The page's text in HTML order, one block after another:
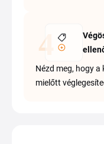
Nézd meg, hogy a
mielőtt